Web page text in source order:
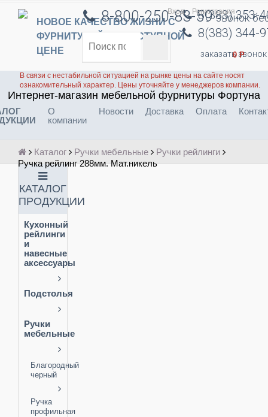
Вход Регистрация
НОВОЕ КАЧЕСТВО ЖИЗНИ С
ФУРНИТУРОЙ ПО ДОСТУПНОЙ
ЦЕНЕ
8-800-250-83-59звонок
8(383) 353-
8(383) 344-
заказать звонок
0Р
В связи с нестабильной ситуацией на рынке цены на сайте носят
ознакомительный характер. Цены уточняйте у менеджеров компании.
Интернет-магазин мебельной фурнитуры Фортуна
О
компании
Новости Доставка Оплата
Каталог Ручки мебельные
Ручки рейлинги
Ручка рейлинг 288мм. Мат.никель
КАТАЛОГ
ПРОДУКЦИИ
Кухонный
рейлинги
и
навесные
аксессуары
Подстолья
Ручки
мебельные
Благородный
черный
Ручка
профильная